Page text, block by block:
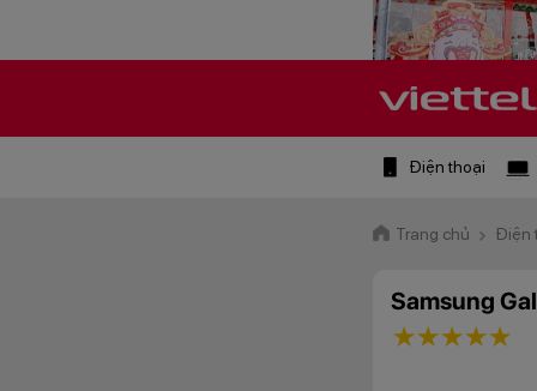
Điện thoại
Trang chủ Điện
Samsung
4
3 stars
2 stars
1 star